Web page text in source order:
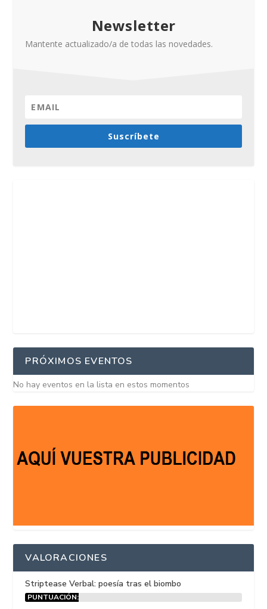
Newsletter
Mantente actualizado/a de todas las novedades.
Suscríbete
PRÓXIMOS EVENTOS
No hay eventos en la lista en estos momentos
VALORACIONES
Striptease Verbal: poesía tras el biombo
PUNTUACIÓN: